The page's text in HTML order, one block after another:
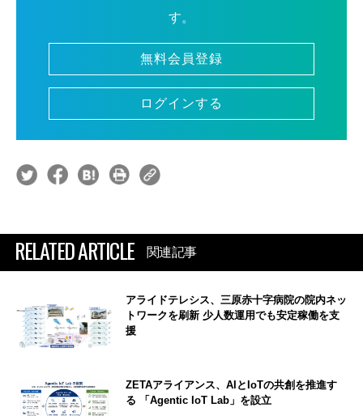
す。
無料会員登録
ログインする
RELATED ARTICLE 関連記事
アライドテレシス、三原赤十字病院の院内ネッ
トワークを刷新 少人数運用でも安定稼働を支
援
ZETAアライアンス、AIとIoTの共創を推進す
る 「Agentic IoT Lab」を設立